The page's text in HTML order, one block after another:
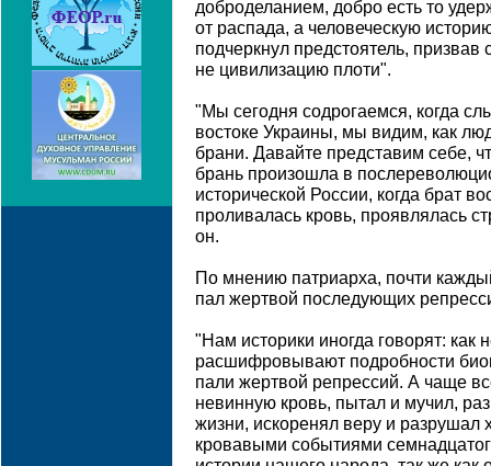
доброделанием, добро есть то
от распада, а человеческую
подчеркнул предстоятель,
не цивилизацию плоти".
"Мы сегодня содрогаемся, когда
востоке Украины, мы видим, как
брани. Давайте представим себе,
брань произошла в
исторической России, когда брат
проливалась кровь, проявлялась
он.
По мнению патриарха, почти
пал жертвой последующих
"Нам историки иногда говорят: как
расшифровывают подробности
пали жертвой репрессий. А чаще
невинную кровь, пытал и мучил,
жизни, искоренял веру и
кровавыми событиями